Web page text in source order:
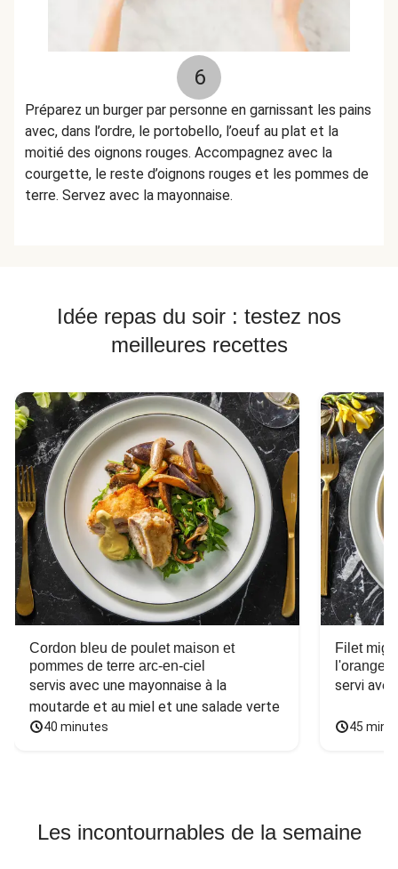
6
Préparez un burger par personne en garnissant les pains
avec, dans l’ordre, le portobello, l’oeuf au plat et la
moitié des oignons rouges. Accompagnez avec la
courgette, le reste d’oignons rouges et les pommes de
terre. Servez avec la mayonnaise.
Idée repas du soir : testez nos
meilleures recettes
Cordon bleu de poulet maison et
pommes de terre arc-en-ciel
servis avec une mayonnaise à la
moutarde et au miel et une salade verte
40 minutes
Filet
l'orange
servi
45
Les incontournables de la semaine